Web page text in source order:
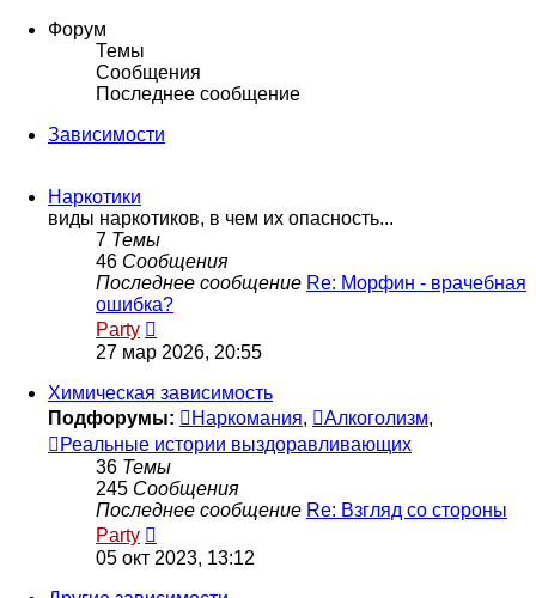
Форум
Темы
Сообщения
Последнее сообщение
Зависимости
Наркотики
виды наркотиков, в чем их опасность...
7 Темы
46 Сообщения
Последнее сообщение Re: Морфин - врачебная
ошибка?
Party
к
последнему
сообщению
27 мар 2026, 20:55
Химическая зависимость
Подфорумы:
Наркомания, Алкоголизм,
Реальные истории выздоравливающих
36 Темы
245 Сообщения
Последнее сообщение Re: Взгляд со стороны
Party
к
последнему
05 окт 2023, 13:12